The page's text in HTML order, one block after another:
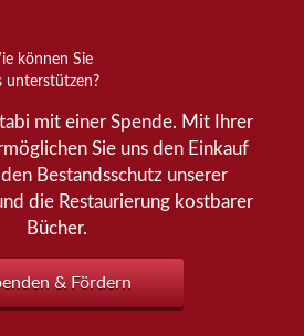
können Sie
unterstützen?
mit einer Spende. Mit Ihrer
Sie uns den Einkauf
Bestandsschutz unserer
die Restaurierung kostbarer
Bücher.
& Fördern